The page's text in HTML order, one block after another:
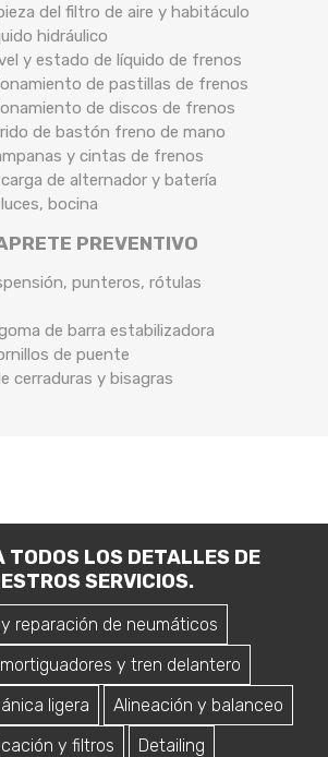
del filtro de aire y habitáculo
hidráulico
y estado de líquido de frenos
de pastillas de frenos
de discos de frenos
de bastón freno de mano
y cintas de frenos
de alternador y batería
bocina
PREVENTIVO
punteros, rótulas
de barra estabilizadora
de puente
cerraduras y bisagras
TODOS LOS DETALLES DE
SERVICIOS.
reparación de neumáticos
y tren delantero
ligera
Alineación y balanceo
y filtros
Detailing